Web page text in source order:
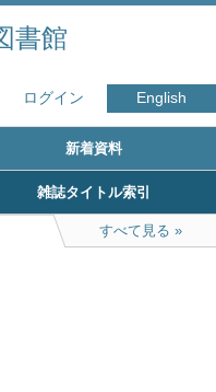
書館
ログイン English
新着資料
雑誌タイトル索引
すべて見る